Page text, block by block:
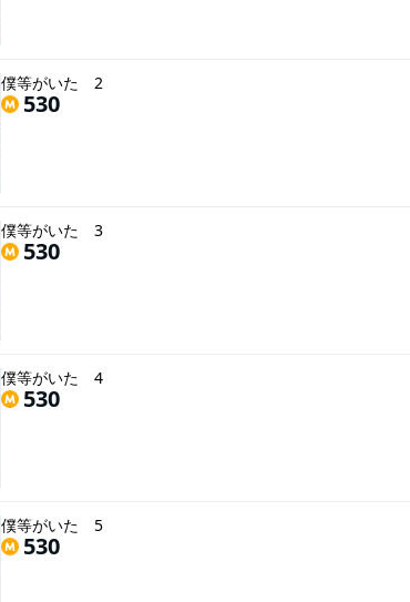
僕等がいた 2
530
僕等がいた 3
530
僕等がいた 4
530
僕等がいた 5
530